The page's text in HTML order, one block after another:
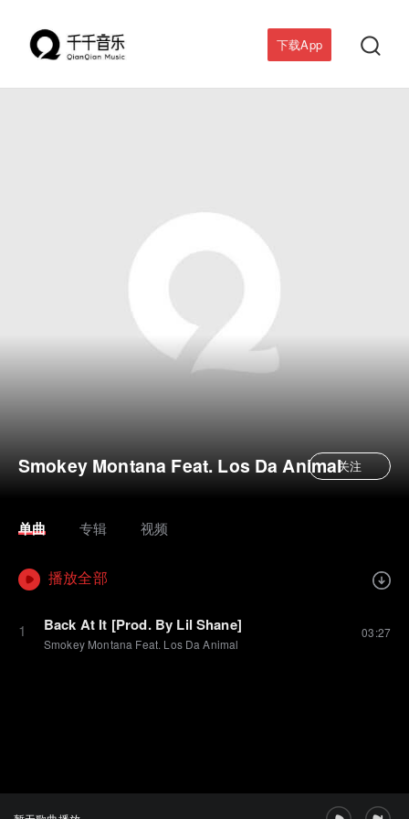
下载App 
Smokey Montana Feat. Los Da Animal关注
单曲 专辑 视频
播放全部
1 Back At It [Prod. By Lil Shane]
Smokey Montana Feat. Los Da Animal
03:27